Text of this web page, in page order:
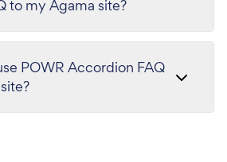
to my Agama site?
POWR Accordion FAQ